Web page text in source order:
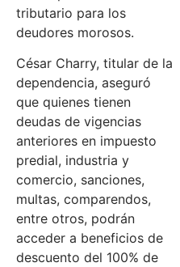
tributario para los
deudores morosos.
César Charry, titular de la
dependencia, aseguró
que quienes tienen
deudas de vigencias
anteriores en impuesto
predial, industria y
comercio, sanciones,
multas, comparendos,
entre otros, podrán
acceder a beneficios de
descuento del 100% de